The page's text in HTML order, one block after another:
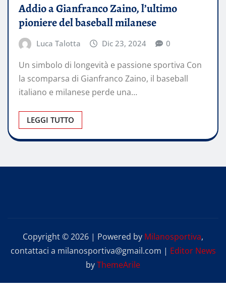
Addio a Gianfranco Zaino, l’ultimo
pioniere del baseball milanese
Luca Talotta Dic 23, 2024 0
Un simbolo di longevità e passione sportiva Con
la scomparsa di Gianfranco Zaino, il baseball
italiano e milanese perde una…
LEGGI TUTTO
Copyright © 2026 | Powered by Milanosportiva,
contattaci a milanosportiva@gmail.com | Editor News
byThemeArile